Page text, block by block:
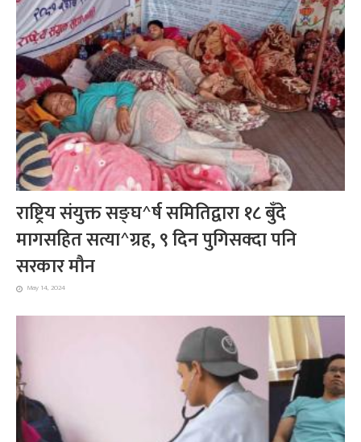
राष्ट्रिय संयुक्त सङ्घ^र्ष समितिद्वारा १८ बुँदे
मागसहित सत्या^ग्रह, ९ दिन पुगिसक्दा पनि
सरकार मौन
May 14, 2024